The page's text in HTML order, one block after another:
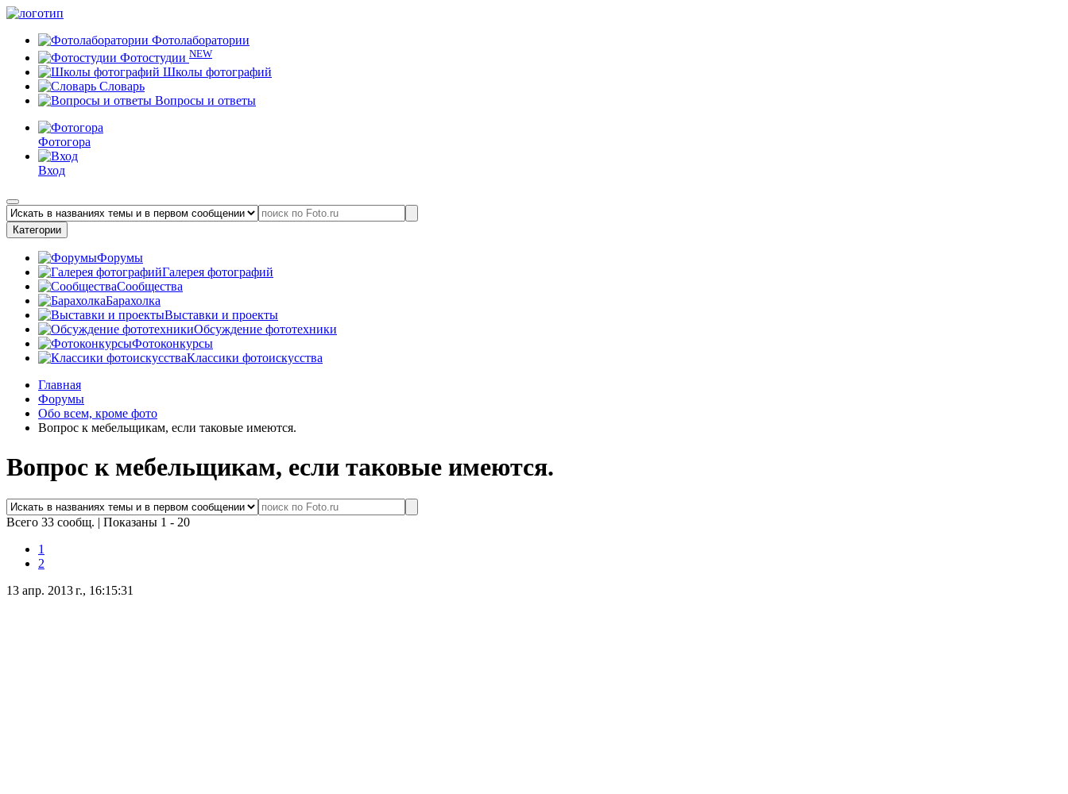
Фотолаборатории
Фотостудии NEW
Школы фотографий
Словарь
Вопросы и ответы
Фотогора
Вход
Категории
Форумы
Галерея фотографий
Сообщества
Барахолка
Выставки и проекты
Обсуждение фототехники
Фотоконкурсы
Классики фотоискусства
Главная
Форумы
Обо всем, кроме фото
Вопрос к мебельщикам, если таковые имеются.
Вопрос к мебельщикам, если таковые имеются.
Всего 33 сообщ. | Показаны 1 - 20
1
2
13 апр. 2013 г., 16:15:31